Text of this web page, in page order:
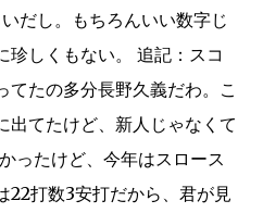
だし。もちろんいい数字じ
珍しくもない。 追記：スコ
てたの多分長野久義だわ。こ
出てたけど、新人じゃなくて
ったけど、今年はスロース
22打数3安打だから、君が見